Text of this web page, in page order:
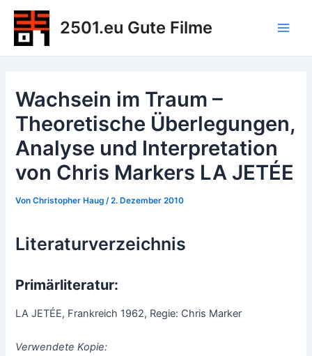
Zum
Inhalt
springen
2501.eu Gute Filme
Wachsein im Traum –
Theoretische Überlegungen,
Analyse und Interpretation
von Chris Markers LA JETÉE
VonChristopher Haug/2. Dezember 2010
Literaturverzeichnis
Primärliteratur:
LA JETÉE, Frankreich 1962, Regie: Chris Marker
Verwendete Kopie: